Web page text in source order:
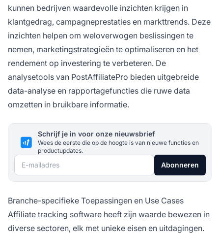
kunnen bedrijven waardevolle inzichten krijgen in
klantgedrag, campagneprestaties en markttrends. Deze
inzichten helpen om weloverwogen beslissingen te
nemen, marketingstrategieën te optimaliseren en het
rendement op investering te verbeteren. De
analysetools van PostAffiliatePro bieden uitgebreide
data-analyse en rapportagefuncties die ruwe data
omzetten in bruikbare informatie.
Schrijf je in voor onze nieuwsbrief
Wees de eerste die op de hoogte is van nieuwe functies en
productupdates.
E-mailadres Abonneren
Branche-specifieke Toepassingen en Use Cases
Affiliate tracking software heeft zijn waarde bewezen in
diverse sectoren, elk met unieke eisen en uitdagingen.